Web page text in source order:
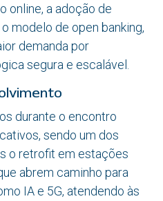
online, a adoção de
modelo de open banking,
demanda por
segura e escalável.
durante o encontro
sendo um dos
o retrofit em estações
abrem caminho para
IA e 5G, atendendo às